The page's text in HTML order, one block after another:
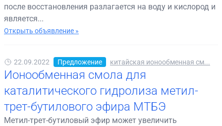
после восстановления разлагается на воду и кислород и
является...
Открыть объявление »
22.09.2022 Предложение китайская ионообменная см...
Ионообменная смола для
каталитического гидролиза метил-
трет-бутилового эфира МТБЭ
Метил-трет-бутиловый эфир может увеличить